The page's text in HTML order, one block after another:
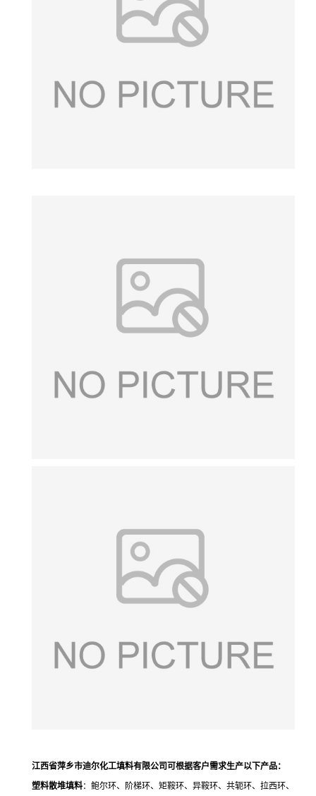
江西省萍乡市迪尔化工填料有限公司可根据客户需求生产以下产品：
塑料散堆填料：鲍尔环、阶梯环、矩鞍环、异鞍环、共轭环、拉西环、